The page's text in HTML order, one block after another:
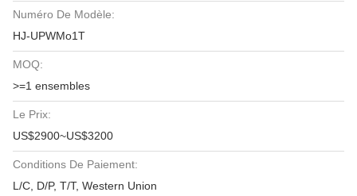
Numéro De Modèle:
HJ-UPWMo1T
MOQ:
>=1 ensembles
Le Prix:
US$2900~US$3200
Conditions De Paiement:
L/C, D/P, T/T, Western Union